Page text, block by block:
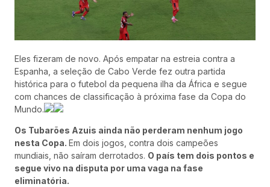
Eles fizeram de novo. Após empatar na estreia contra a
Espanha, a seleção de Cabo Verde fez outra partida
histórica para o futebol da pequena ilha da África e segue
com chances de classificação à próxima fase da Copa do
Mundo.
Os Tubarões Azuis ainda não perderam nenhum jogo
nesta Copa. Em dois jogos, contra dois campeões
mundiais, não saíram derrotados. O país tem dois pontos e
segue vivo na disputa por uma vaga na fase
eliminatória.